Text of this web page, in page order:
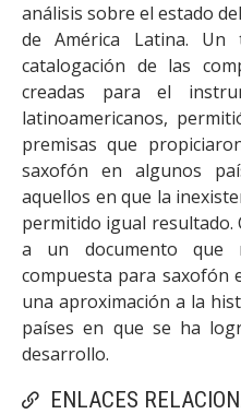
ENLACES
análisis sobre el estado
de América Latina. Un
catalogación de las
creadas para el
latinoamericanos,
premisas que
saxofón en algunos
aquellos en que la
permitido igual resultado.
a un documento que
compuesta para saxofón
una aproximación a la
países en que se ha
desarrollo.